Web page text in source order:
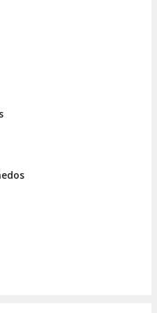
tienen la opción de elegir
que incluye una